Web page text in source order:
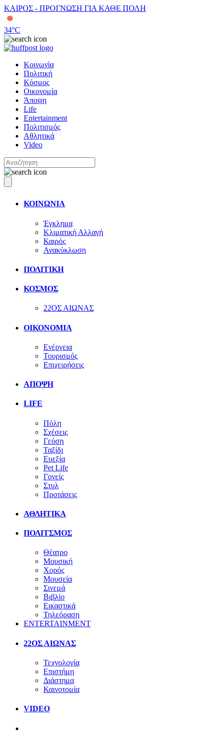
ΚΑΙΡΟΣ - ΠΡΟΓΝΩΣΗ ΓΙΑ ΚΑΘΕ ΠΟΛΗ
34°C
Κοινωνία
Πολιτική
Κόσμος
Οικονομία
Άποψη
Life
Entertainment
Πολιτισμός
Αθλητικά
Video
ΚΟΙΝΩΝΙΑ
Έγκλημα
Κλιματική Αλλαγή
Καιρός
Ανακύκλωση
ΠΟΛΙΤΙΚΗ
ΚΟΣΜΟΣ
22ΟΣ ΑΙΩΝΑΣ
ΟΙΚΟΝΟΜΙΑ
Ενέργεια
Τουρισμός
Επιχειρήσεις
ΑΠΟΨΗ
LIFE
Πόλη
Σχέσεις
Γεύση
Ταξίδι
Ευεξία
Pet Life
Γονείς
Στυλ
Προτάσεις
ΑΘΛΗΤΙΚΑ
ΠΟΛΙΤΣΜΟΣ
Θέατρο
Μουσική
Χορός
Μουσεία
Σινεμά
Βιβλίο
Εικαστικά
Τηλεόραση
ENTERTAINMENT
22ΟΣ ΑΙΩΝΑΣ
Τεχνολογία
Επιστήμη
Διάστημα
Καινοτομία
VIDEO